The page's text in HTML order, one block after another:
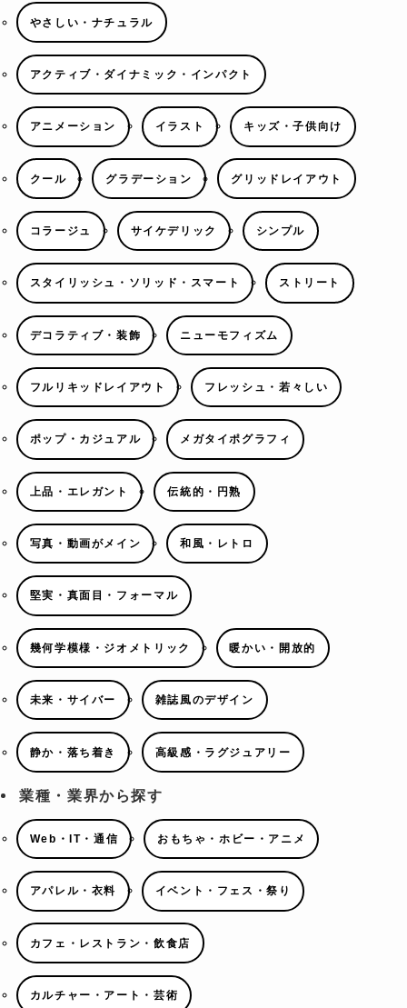
やさしい・ナチュラル
アクティブ・ダイナミック・インパクト
アニメーション イラスト キッズ・子供向け
クール グラデーション グリッドレイアウト
コラージュ サイケデリック シンプル
スタイリッシュ・ソリッド・スマート ストリート
デコラティブ・装飾 ニューモフィズム
フルリキッドレイアウト フレッシュ・若々しい
ポップ・カジュアル メガタイポグラフィ
上品・エレガント 伝統的・円熟
写真・動画がメイン 和風・レトロ
堅実・真面目・フォーマル
幾何学模様・ジオメトリック 暖かい・開放的
未来・サイバー 雑誌風のデザイン
静か・落ち着き 高級感・ラグジュアリー
業種・業界から探す
Web・IT・通信 おもちゃ・ホビー・アニメ
アパレル・衣料 イベント・フェス・祭り
カフェ・レストラン・飲食店
カルチャー・アート・芸術